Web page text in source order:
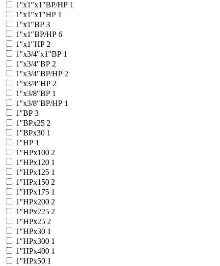
1″x1″x1″ВР/НР 1
1″x1″x1″НР 1
1″x1″ВР 3
1″x1″ВР/НР 6
1″x1″НР 2
1″x3/4″x1″ВР 1
1″x3/4″ВР 2
1″x3/4″ВР/НР 2
1″x3/4″НР 2
1″x3/8″ВР 1
1″x3/8″ВР/НР 1
1″ВР 3
1″ВРx25 2
1″ВРx30 1
1″НР 1
1″НРx100 2
1″НРx120 1
1″НРx125 1
1″НРx150 2
1″НРx175 1
1″НРx200 2
1″НРx225 2
1″НРx25 2
1″НРx30 1
1″НРx300 1
1″НРx400 1
1″НРx50 1